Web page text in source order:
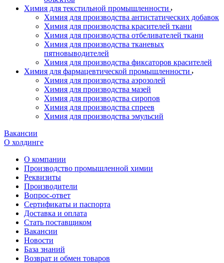
Химия для текстильной промышленности
Химия для производства антистатических добавок
Химия для производства красителей ткани
Химия для производства отбеливателей ткани
Химия для производства тканевых
пятновыводителей
Химия для производства фиксаторов красителей
Химия для фармацевтической промышленности
Химия для производства аэрозолей
Химия для производства мазей
Химия для производства сиропов
Химия для производства спреев
Химия для производства эмульсий
Вакансии
О холдинге
О компании
Производство промышленной химии
Реквизиты
Производители
Вопрос-ответ
Сертификаты и паспорта
Доставка и оплата
Стать поставщиком
Вакансии
Новости
База знаний
Возврат и обмен товаров